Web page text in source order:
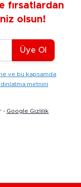
fırsatlardan
olsun!
Üye Ol
ve bu kapsamda
metnini
- Google Gizlilik